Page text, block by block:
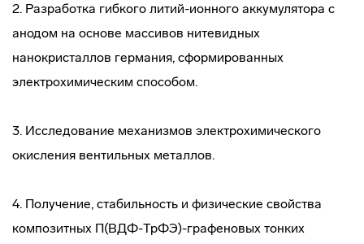
2. Разработка гибкого литий-ионного аккумулятора с
анодом на основе массивов нитевидных
нанокристаллов германия, сформированных
электрохимическим способом.
3. Исследование механизмов электрохимического
окисления вентильных металлов.
4. Получение, стабильность и физические свойства
композитных П(ВДФ-ТрФЭ)-графеновых тонких